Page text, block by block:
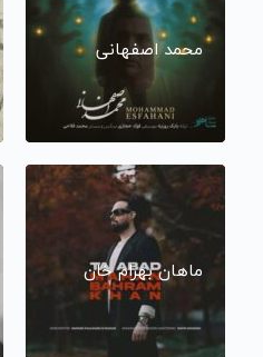
محمد اصفهانی
ماهان بهرام خان